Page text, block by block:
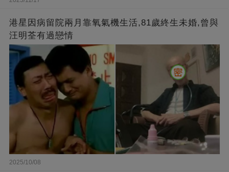
港星因病留院兩月靠氧氣機生活,81歲終生未婚,曾與
汪明荃有過戀情
2025/10/08